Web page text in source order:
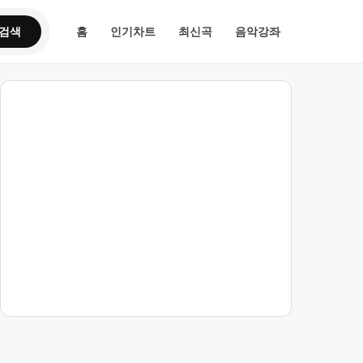
색 홈 인기차트 최신곡 음악강좌